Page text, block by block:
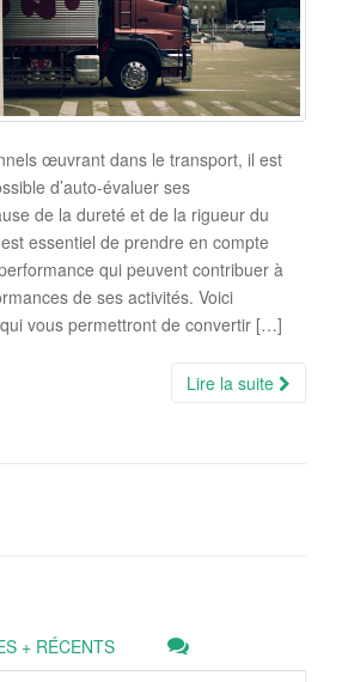
œuvrant dans le transport, il est
d’auto-évaluer ses
de la dureté et de la rigueur du
essentiel de prendre en compte
qui peuvent contribuer à
de ses activités. Voici
vous permettront de convertir […]
Lire la suite
+ RÉCENTS